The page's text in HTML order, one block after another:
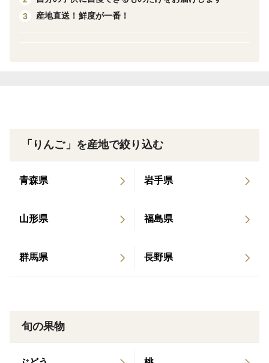
☆りんごはどうやって保存する？
状態を比較的長く保つことができます。
3
産地直送！鮮度が一番！
「りんご」を産地で絞り込む
青森県 岩手県
山形県 福島県
群馬県 長野県
旬の果物